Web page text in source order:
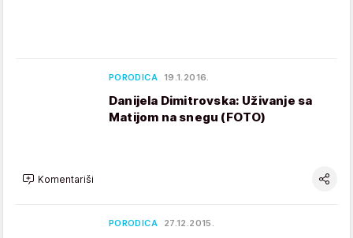
PORODICA 19.1.2016.
Danijela Dimitrovska: Uživanje sa
Matijom na snegu (FOTO)
Komentariši
PORODICA 27.12.2015.